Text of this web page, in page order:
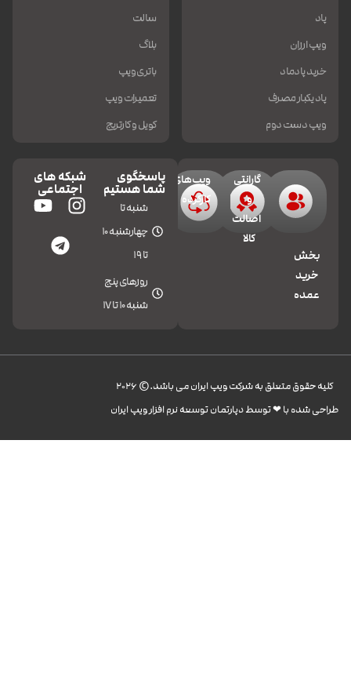
پاد
ویپ ارزان
خرید پادماد
پاد یکبار مصرف
ویپ دست دوم
سالت
بلاگ
باتری ویپ
تعمیرات ویپ
کویل و کارتریج
بخش
خرید
عمده
گارانتی
و
اصالت
کالا
ویپ‌های
کارکرده
پاسخگوی
شما هستیم
شنبه تا
چهارشنبه 10
تا 19
روزهای پنج
شنبه 10 تا 17
شبکه های
اجتماعی
کليه حقوق متعلق به شرکت ویپ ایران می باشد.© 2026
طراحی شده با ❤︎ توسط دپارتمان توسعه نرم افزار ویپ ایران